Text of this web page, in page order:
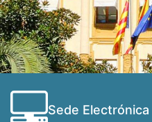
Sede Electrónica